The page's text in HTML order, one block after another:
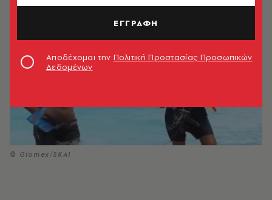
© Glomex/SKAI
ΕΓΓΡΑΦΗ
Αποδέχομαι την Πολιτική Προστασίας Προσωπικών
Δεδομένων